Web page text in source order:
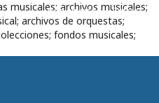
musicales; archivos musicales;
archivos de orquestas;
fondos musicales;
Registrarse Entrar